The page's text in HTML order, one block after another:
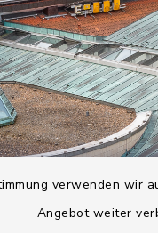
verwenden wir
Angebot weiter